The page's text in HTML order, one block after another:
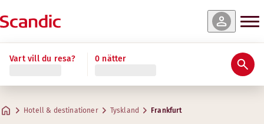
Vart vill du resa? 0 nätter
Hotell & destinationer Tyskland Frankfurt